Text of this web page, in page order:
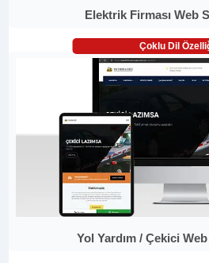
Elektrik Firması Web
Çoklu Dil
Yol Yardım / Çekici